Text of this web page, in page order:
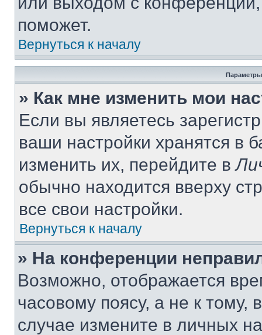
поможет.
Вернуться к началу
Параметры
» Как мне изменить мои
Если вы являетесь
ваши настройки хранятся в
изменить их, перейдите в
обычно находится вверху
все свои настройки.
Вернуться к началу
» На конференции
Возможно, отображается
часовому поясу, а не к тому,
случае измените в личных